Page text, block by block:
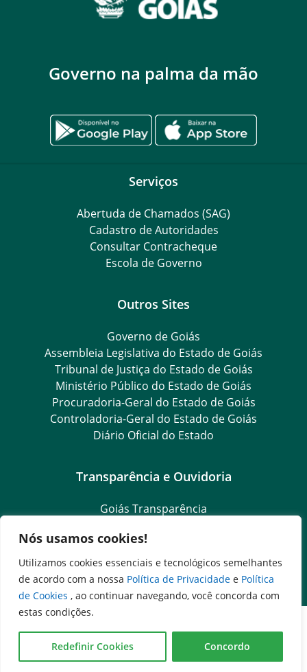
Nós usamos cookies!
Utilizamos cookies essenciais e tecnológicos semelhantes
de acordo com a nossa Política de Privacidade e Política
de Cookies , ao continuar navegando, você concorda com
estas condições.
Redefinir Cookies Concordo
Governo na palma da mão
Serviços
Abertuda de Chamados (SAG)
Cadastro de Autoridades
Consultar Contracheque
Escola de Governo
Outros Sites
Governo de Goiás
Assembleia Legislativa do Estado de Goiás
Tribunal de Justiça do Estado de Goiás
Ministério Público do Estado de Goiás
Procuradoria-Geral do Estado de Goiás
Controladoria-Geral do Estado de Goiás
Diário Oficial do Estado
Transparência e Ouvidoria
Goiás Transparência
SIC – Serviço de Informação ao Cidadão
e-SIC – Serviço Eletrônico de Informação ao Cidadão
Ouvidoria Setorial